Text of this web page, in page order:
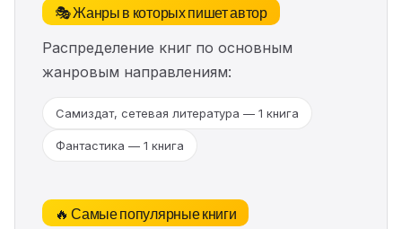
🎭 Жанры в которых пишет автор
Распределение книг по основным
жанровым направлениям:
Самиздат, сетевая литература — 1 книга
Фантастика — 1 книга
🔥 Самые популярные книги